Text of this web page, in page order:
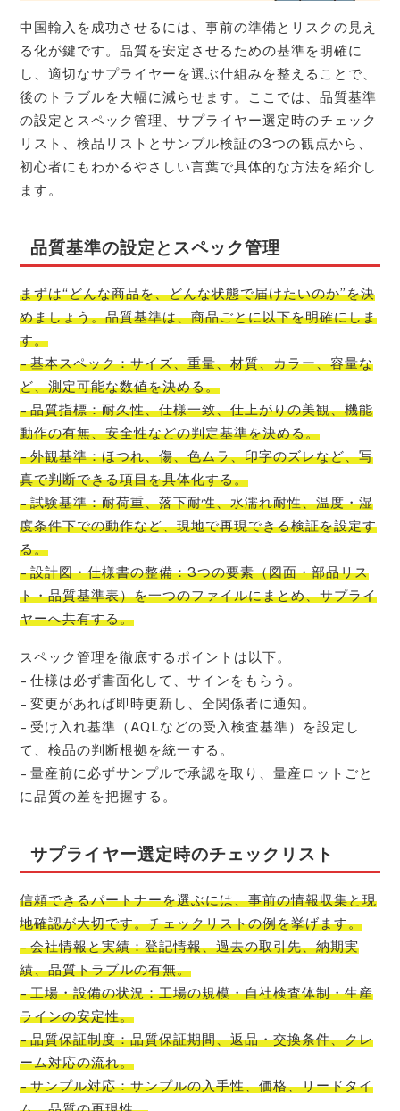
中国輸入を成功させるには、事前の準備とリスクの見え
る化が鍵です。品質を安定させるための基準を明確に
し、適切なサプライヤーを選ぶ仕組みを整えることで、
後のトラブルを大幅に減らせます。ここでは、品質基準
の設定とスペック管理、サプライヤー選定時のチェック
リスト、検品リストとサンプル検証の3つの観点から、
初心者にもわかるやさしい言葉で具体的な方法を紹介し
ます。
品質基準の設定とスペック管理
まずは“どんな商品を、どんな状態で届けたいのか”を決
めましょう。品質基準は、商品ごとに以下を明確にしま
す。
– 基本スペック：サイズ、重量、材質、カラー、容量な
ど、測定可能な数値を決める。
– 品質指標：耐久性、仕様一致、仕上がりの美観、機能
動作の有無、安全性などの判定基準を決める。
– 外観基準：ほつれ、傷、色ムラ、印字のズレなど、写
真で判断できる項目を具体化する。
– 試験基準：耐荷重、落下耐性、水濡れ耐性、温度・湿
度条件下での動作など、現地で再現できる検証を設定す
る。
– 設計図・仕様書の整備：3つの要素（図面・部品リス
ト・品質基準表）を一つのファイルにまとめ、サプライ
ヤーへ共有する。
スペック管理を徹底するポイントは以下。
– 仕様は必ず書面化して、サインをもらう。
– 変更があれば即時更新し、全関係者に通知。
– 受け入れ基準（AQLなどの受入検査基準）を設定し
て、検品の判断根拠を統一する。
– 量産前に必ずサンプルで承認を取り、量産ロットごと
に品質の差を把握する。
サプライヤー選定時のチェックリスト
信頼できるパートナーを選ぶには、事前の情報収集と現
地確認が大切です。チェックリストの例を挙げます。
– 会社情報と実績：登記情報、過去の取引先、納期実
績、品質トラブルの有無。
– 工場・設備の状況：工場の規模・自社検査体制・生産
ラインの安定性。
– 品質保証制度：品質保証期間、返品・交換条件、クレ
ーム対応の流れ。
– サンプル対応：サンプルの入手性、価格、リードタイ